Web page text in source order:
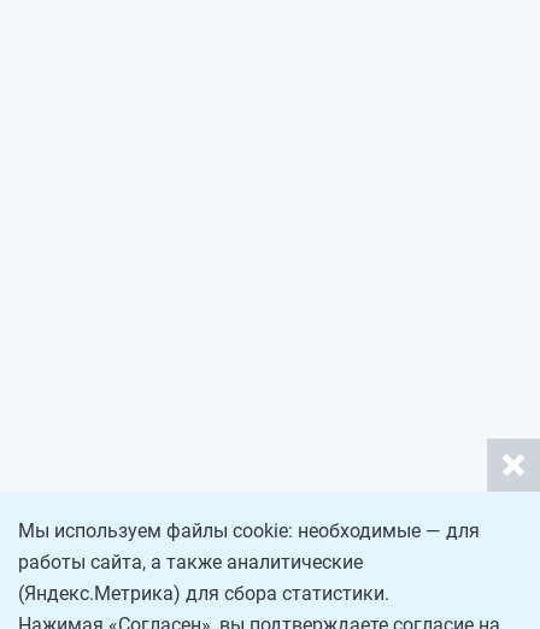
Мы используем файлы cookie: необходимые — для
работы сайта, а также аналитические
(Яндекс.Метрика) для сбора статистики.